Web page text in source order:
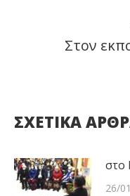
Στον
ΣΧΕΤΙΚΑ
στο
26/